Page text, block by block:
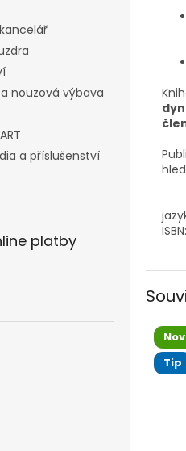
nouzová výbava
a příslušenství
platby
Tip